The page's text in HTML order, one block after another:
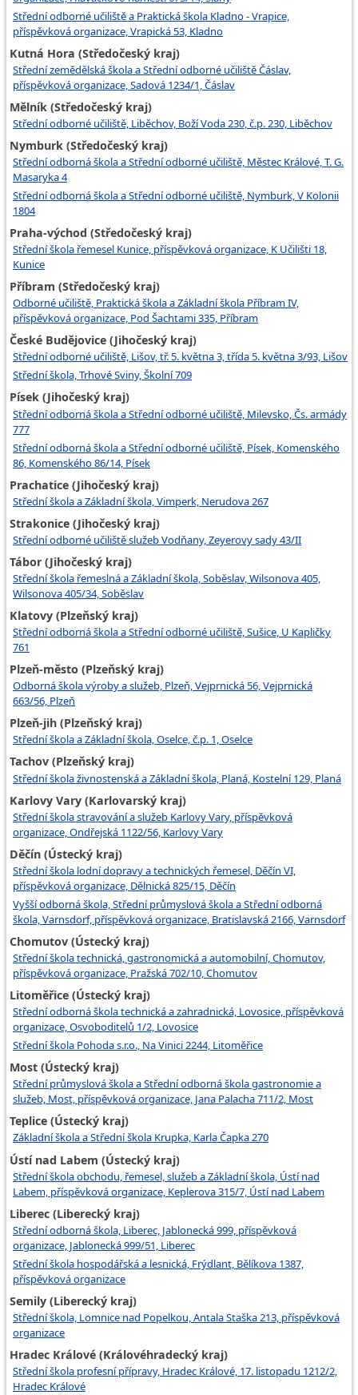
Střední odborné učiliště a Praktická škola Kladno - Vrapice,
příspěvková organizace, Vrapická 53, Kladno
Kutná Hora (Středočeský kraj)
Střední zemědělská škola a Střední odborné učiliště Čáslav,
příspěvková organizace, Sadová 1234/1, Čáslav
Mělník (Středočeský kraj)
Střední odborné učiliště, Liběchov, Boží Voda 230, č.p. 230, Liběchov
Nymburk (Středočeský kraj)
Střední odborná škola a Střední odborné učiliště, Městec Králové, T. G.
Masaryka 4
Střední odborná škola a Střední odborné učiliště, Nymburk, V Kolonii
1804
Praha-východ (Středočeský kraj)
Střední škola řemesel Kunice, příspěvková organizace, K Učilišti 18,
Kunice
Příbram (Středočeský kraj)
Odborné učiliště, Praktická škola a Základní škola Příbram IV,
příspěvková organizace, Pod Šachtami 335, Příbram
České Budějovice (Jihočeský kraj)
Střední odborné učiliště, Lišov, tř. 5. května 3, třída 5. května 3/93, Lišov
Střední škola, Trhové Sviny, Školní 709
Písek (Jihočeský kraj)
Střední odborná škola a Střední odborné učiliště, Milevsko, Čs. armády
777
Střední odborná škola a Střední odborné učiliště, Písek, Komenského
86, Komenského 86/14, Písek
Prachatice (Jihočeský kraj)
Střední škola a Základní škola, Vimperk, Nerudova 267
Strakonice (Jihočeský kraj)
Střední odborné učiliště služeb Vodňany, Zeyerovy sady 43/II
Tábor (Jihočeský kraj)
Střední škola řemeslná a Základní škola, Soběslav, Wilsonova 405,
Wilsonova 405/34, Soběslav
Klatovy (Plzeňský kraj)
Střední odborná škola a Střední odborné učiliště, Sušice, U Kapličky
761
Plzeň-město (Plzeňský kraj)
Odborná škola výroby a služeb, Plzeň, Vejprnická 56, Vejprnická
663/56, Plzeň
Plzeň-jih (Plzeňský kraj)
Střední škola a Základní škola, Oselce, č.p. 1, Oselce
Tachov (Plzeňský kraj)
Střední škola živnostenská a Základní škola, Planá, Kostelní 129, Planá
Karlovy Vary (Karlovarský kraj)
Střední škola stravování a služeb Karlovy Vary, příspěvková
organizace, Ondřejská 1122/56, Karlovy Vary
Děčín (Ústecký kraj)
Střední škola lodní dopravy a technických řemesel, Děčín VI,
příspěvková organizace, Dělnická 825/15, Děčín
Vyšší odborná škola, Střední průmyslová škola a Střední odborná
škola, Varnsdorf, příspěvková organizace, Bratislavská 2166, Varnsdorf
Chomutov (Ústecký kraj)
Střední škola technická, gastronomická a automobilní, Chomutov,
příspěvková organizace, Pražská 702/10, Chomutov
Litoměřice (Ústecký kraj)
Střední odborná škola technická a zahradnická, Lovosice, příspěvková
organizace, Osvoboditelů 1/2, Lovosice
Střední škola Pohoda s.r.o., Na Vinici 2244, Litoměřice
Most (Ústecký kraj)
Střední průmyslová škola a Střední odborná škola gastronomie a
služeb, Most, příspěvková organizace, Jana Palacha 711/2, Most
Teplice (Ústecký kraj)
Základní škola a Střední škola Krupka, Karla Čapka 270
Ústí nad Labem (Ústecký kraj)
Střední škola obchodu, řemesel, služeb a Základní škola, Ústí nad
Labem, příspěvková organizace, Keplerova 315/7, Ústí nad Labem
Liberec (Liberecký kraj)
Střední odborná škola, Liberec, Jablonecká 999, příspěvková
organizace, Jablonecká 999/51, Liberec
Střední škola hospodářská a lesnická, Frýdlant, Bělíkova 1387,
příspěvková organizace
Semily (Liberecký kraj)
Střední škola, Lomnice nad Popelkou, Antala Staška 213, příspěvková
organizace
Hradec Králové (Královéhradecký kraj)
Střední škola profesní přípravy, Hradec Králové, 17. listopadu 1212/2,
Hradec Králové